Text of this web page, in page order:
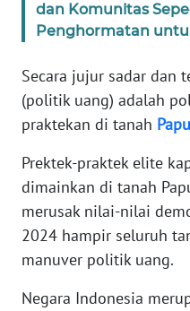
dan Komunitas
Penghormatan
Secara jujur sadar dan
(politik uang) adalah
praktekan di tanah
Prektek-praktek elite
dimainkan di tanah
merusak nilai-nilai
2024 hampir seluruh
manuver politik uang.
Negara Indonesia
DISCLAIMER
Wahana
News
Regional
SUMUT
WN
JAKARTA
JABAR